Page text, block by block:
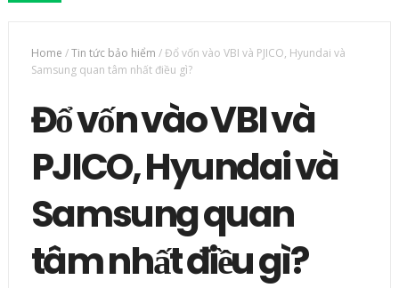
Home /Tin tức bảo hiểm /Đổ vốn vào VBI và PJICO, Hyundai và
Samsung quan tâm nhất điều gì?
Đổ vốn vào VBI và
PJICO, Hyundai và
Samsung quan
tâm nhất điều gì?